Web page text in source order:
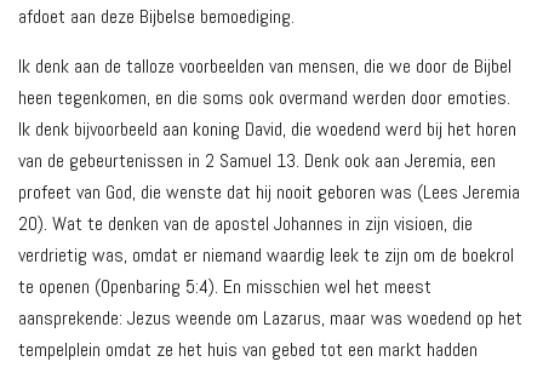
afdoet aan deze Bijbelse bemoediging.
Ik denk aan de talloze voorbeelden van mensen, die we door de Bijbel
heen tegenkomen, en die soms ook overmand werden door emoties.
Ik denk bijvoorbeeld aan koning David, die woedend werd bij het horen
van de gebeurtenissen in 2 Samuel 13. Denk ook aan Jeremia, een
profeet van God, die wenste dat hij nooit geboren was (Lees Jeremia
20). Wat te denken van de apostel Johannes in zijn visioen, die
verdrietig was, omdat er niemand waardig leek te zijn om de boekrol
te openen (Openbaring 5:4). En misschien wel het meest
aansprekende: Jezus weende om Lazarus, maar was woedend op het
tempelplein omdat ze het huis van gebed tot een markt hadden